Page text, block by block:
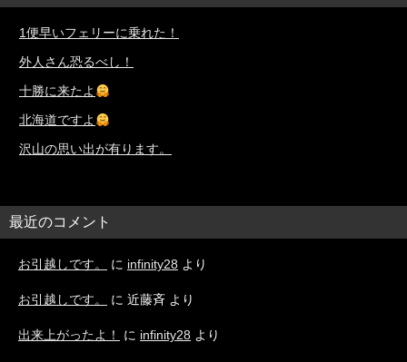
1便早いフェリーに乗れた！
外人さん恐るべし！
十勝に来たよ
北海道ですよ
沢山の思い出が有ります。
最近のコメント
お引越しです。 に infinity28 より
お引越しです。 に 近藤斉 より
出来上がったよ！ に infinity28 より